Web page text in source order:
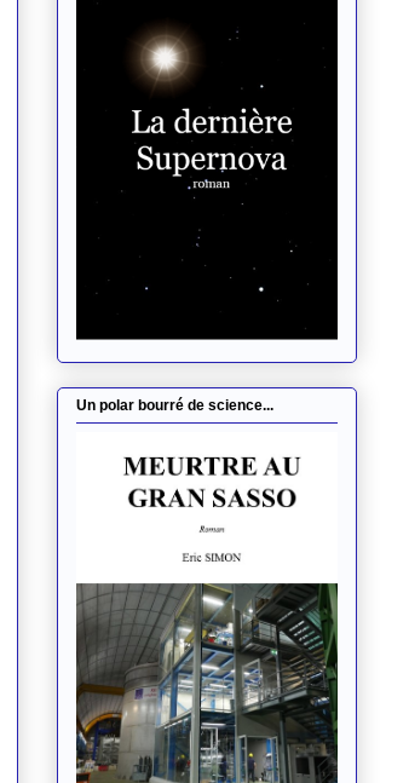
Un polar bourré de science...